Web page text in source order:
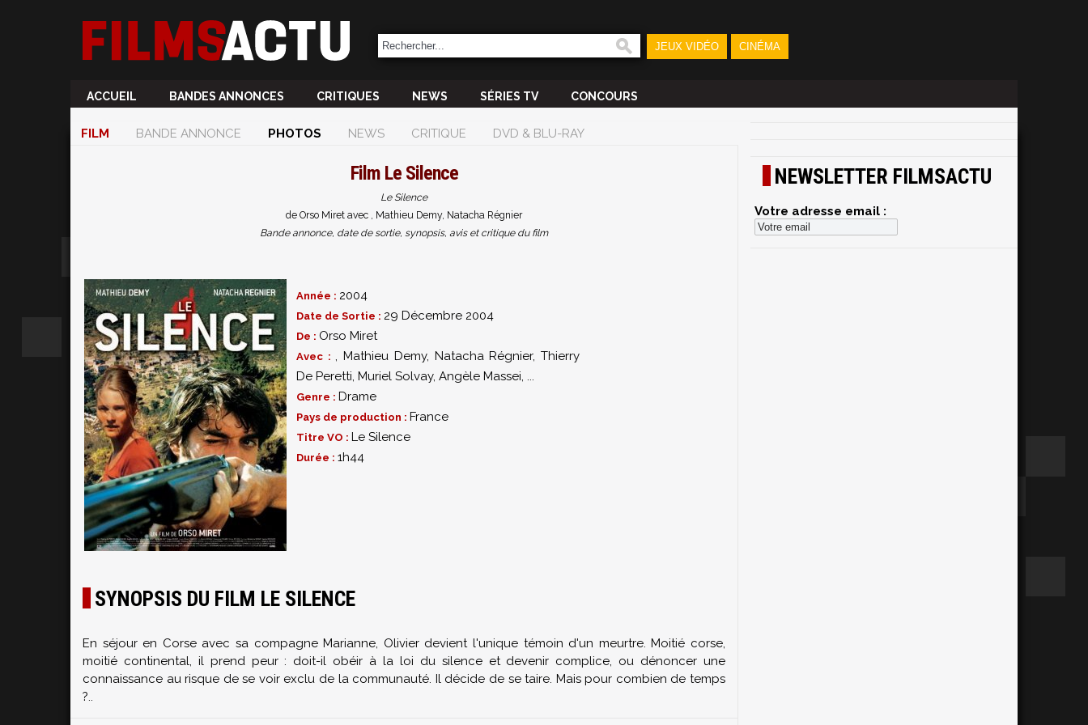
JEUX VIDÉO CINÉMA
ACCUEIL BANDES ANNONCES CRITIQUES NEWS SÉRIES TV CONCOURS
FILM BANDE ANNONCE PHOTOS NEWS CRITIQUE DVD & BLU-RAY
Film Le Silence
Le Silence
de Orso Miret avec , Mathieu Demy, Natacha Régnier
Bande annonce, date de sortie, synopsis, avis et critique du film
Année : 2004
Date de Sortie : 29 Décembre 2004
De : Orso Miret
Avec :,Mathieu Demy, Natacha Régnier,Thierry
De Peretti, Muriel Solvay, Angèle Massei, ...
Genre : Drame
Pays de production : France
Titre VO : Le Silence
Durée : 1h44
SYNOPSIS DU FILM LE SILENCE
En séjour en Corse avec sa compagne Marianne, Olivier devient l'unique témoin d'un meurtre. Moitié corse,
moitié continental, il prend peur : doit-il obéir à la loi du silence et devenir complice, ou dénoncer une
connaissance au risque de se voir exclu de la communauté. Il décide de se taire. Mais pour combien de temps
?..
NEWSLETTER FILMSACTU
Votre adresse email :